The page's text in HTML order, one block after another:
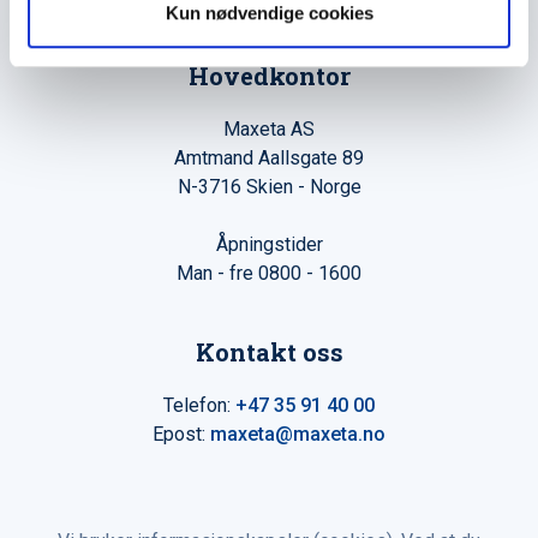
Kun nødvendige cookies
Hovedkontor
Maxeta AS
Amtmand Aallsgate 89
N-3716 Skien - Norge
Åpningstider
Man - fre 0800 - 1600
Kontakt oss
Telefon: +47 35 91 40 00
Epost: maxeta@maxeta.no